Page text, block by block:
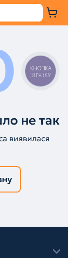
не так
виявилася
КНОПКА
ЗВ'ЯЗКУ